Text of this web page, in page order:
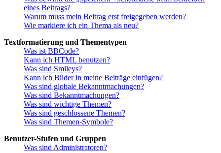
eines Beitrags?
Warum muss mein Beitrag erst freigegeben werden?
Wie markiere ich ein Thema als neu?
Textformatierung und Thementypen
Was ist BBCode?
Kann ich HTML benutzen?
Was sind Smileys?
Kann ich Bilder in meine Beiträge einfügen?
Was sind globale Bekanntmachungen?
Was sind Bekanntmachungen?
Was sind wichtige Themen?
Was sind geschlossene Themen?
Was sind Themen-Symbole?
Benutzer-Stufen und Gruppen
Was sind Administratoren?